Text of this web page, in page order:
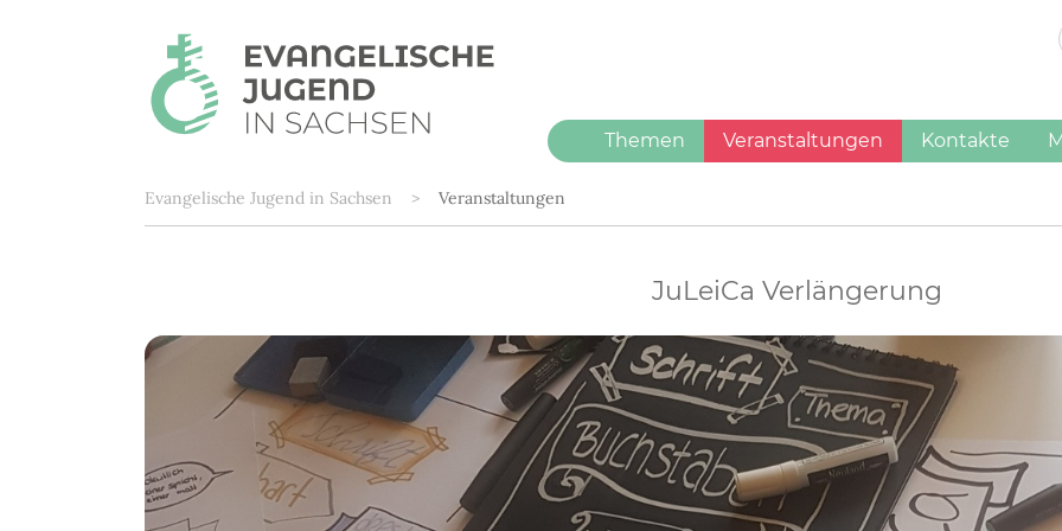
Themen Veranstaltungen (current)
Kontakte
Sie sind hier:
Evangelische Jugend in Sachsen Veranstaltungen
JuLeiCa Verlängerung